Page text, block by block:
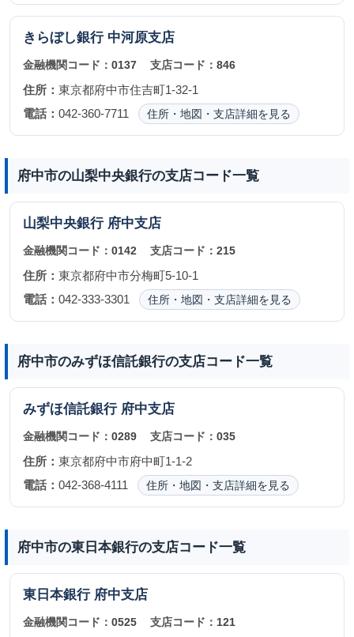
きらぼし銀行 中河原支店
金融機関コード： 0137 支店コード：846
住所： 東京都府中市住吉町1-32-1
電話： 042-360-7711 住所・地図・支店詳細を見る
府中市の山梨中央銀行の支店コード一覧
山梨中央銀行 府中支店
金融機関コード： 0142 支店コード：215
住所： 東京都府中市分梅町5-10-1
電話： 042-333-3301 住所・地図・支店詳細を見る
府中市のみずほ信託銀行の支店コード一覧
みずほ信託銀行 府中支店
金融機関コード： 0289 支店コード：035
住所： 東京都府中市府中町1-1-2
電話： 042-368-4111 住所・地図・支店詳細を見る
府中市の東日本銀行の支店コード一覧
東日本銀行 府中支店
金融機関コード： 0525 支店コード： 121